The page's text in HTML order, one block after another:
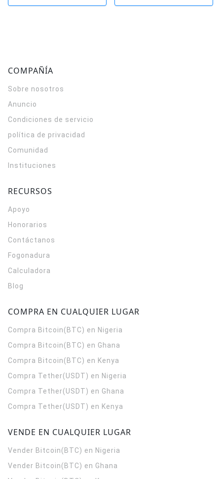
COMPAÑÍA
Sobre nosotros
Anuncio
Condiciones de servicio
política de privacidad
Comunidad
Instituciones
RECURSOS
Apoyo
Honorarios
Contáctanos
Fogonadura
Calculadora
Blog
COMPRA EN CUALQUIER LUGAR
Compra Bitcoin(BTC) en Nigeria
Compra Bitcoin(BTC) en Ghana
Compra Bitcoin(BTC) en Kenya
Compra Tether(USDT) en Nigeria
Compra Tether(USDT) en Ghana
Compra Tether(USDT) en Kenya
VENDE EN CUALQUIER LUGAR
Vender Bitcoin(BTC) en Nigeria
Vender Bitcoin(BTC) en Ghana